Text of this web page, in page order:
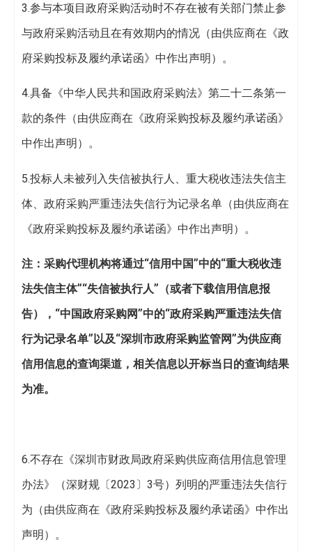
3.参与本项目政府采购活动时不存在被有关部门禁止参
与政府采购活动且在有效期内的情况（由供应商在《政
府采购投标及履约承诺函》中作出声明）。
4.具备《中华人民共和国政府采购法》第二十二条第一
款的条件（由供应商在《政府采购投标及履约承诺函》
中作出声明）。
5.投标人未被列入失信被执行人、重大税收违法失信主
体、政府采购严重违法失信行为记录名单（由供应商在
《政府采购投标及履约承诺函》中作出声明）。
注：采购代理机构将通过“信用中国”中的“重大税收违
法失信主体”“失信被执行人”（或者下载信用信息报
告），“中国政府采购网”中的“政府采购严重违法失信
行为记录名单”以及“深圳市政府采购监管网”为供应商
信用信息的查询渠道，相关信息以开标当日的查询结果
为准。
6.不存在《深圳市财政局政府采购供应商信用信息管理
办法》（深财规〔2023〕3号）列明的严重违法失信行
为（由供应商在《政府采购投标及履约承诺函》中作出
声明）。